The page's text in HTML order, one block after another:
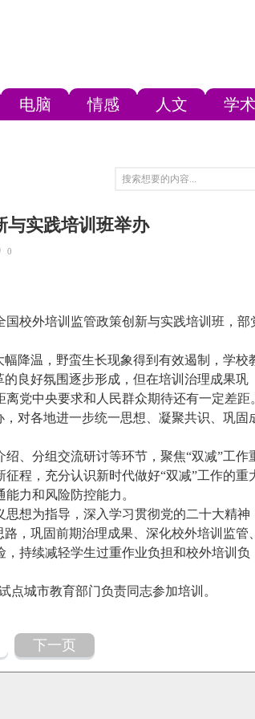
电脑 情感 人文 学术
与实践培训班举办
0
校外培训监管政策创新与实践培训班，部
降温，野蛮生长现象得到有效遏制，学校
良好氛围逐步形成，但在培训治理成果巩
党中央要求和人民群众期待还有一定差距
对各地进一步统一思想、凝聚共识、巩固
、分组交流研讨等环节，聚焦“双减”工作
程，充分认识新时代做好“双减”工作的重
力和风险防控能力。
为指导，深入学习贯彻党的二十大精神
，巩固前期治理成果、深化校外培训监管、
持续减轻学生过重作业负担和校外培训负
城市教育部门负责同志参加培训。
下一页